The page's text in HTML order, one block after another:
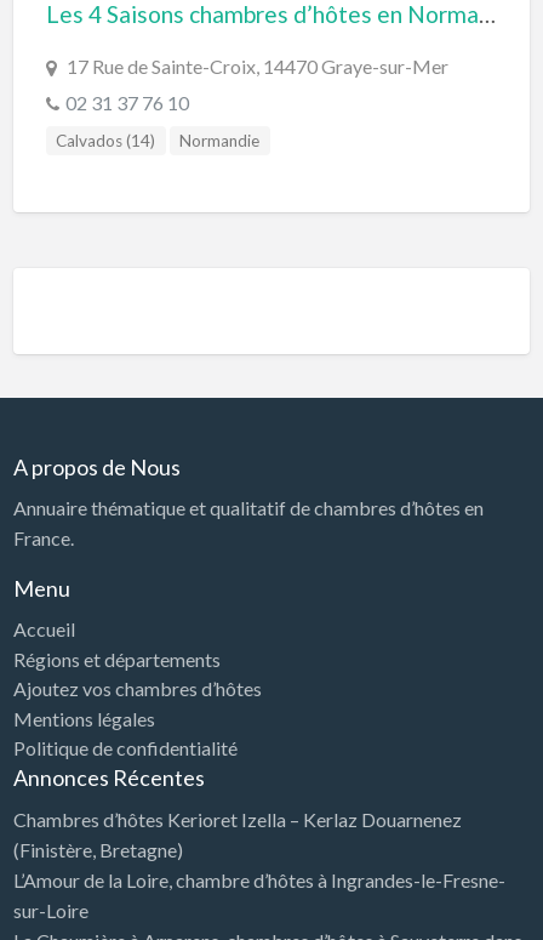
Les 4 Saisons chambres d’hôtes en Normandie, Graye-Sur-Mer
17 Rue de Sainte-Croix, 14470 Graye-sur-Mer
02 31 37 76 10
Calvados (14) Normandie
A propos de Nous
Annuaire thématique et qualitatif de chambres d’hôtes en
France.
Menu
Accueil
Régions et départements
Ajoutez vos chambres d’hôtes
Mentions légales
Politique de confidentialité
Annonces Récentes
Chambres d’hôtes Kerioret Izella – Kerlaz Douarnenez
(Finistère, Bretagne)
L’Amour de la Loire, chambre d’hôtes à Ingrandes-le-Fresne-
sur-Loire